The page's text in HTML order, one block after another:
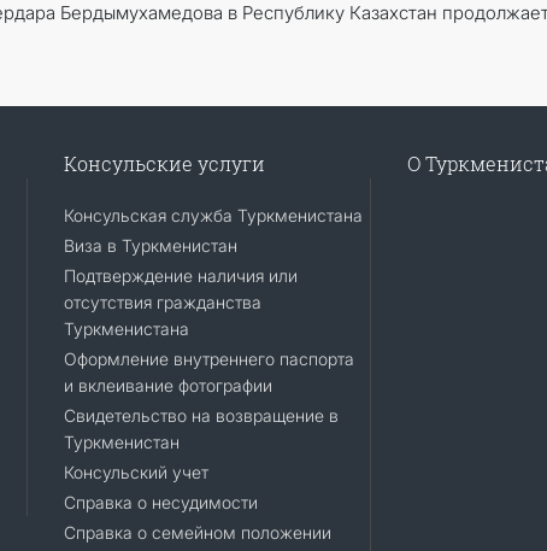
Бердымухамедова в Республику Казахстан
Консульские услуги
Консульская служба Туркменистана
Виза в Туркменистан
Подтверждение наличия или
отсутствия гражданства
Туркменистана
Оформление внутреннего паспорта
и вклеивание фотографии
Свидетельство на возвращение в
Туркменистан
Консульский учет
Справка о несудимости
Справка о семейном положении
О